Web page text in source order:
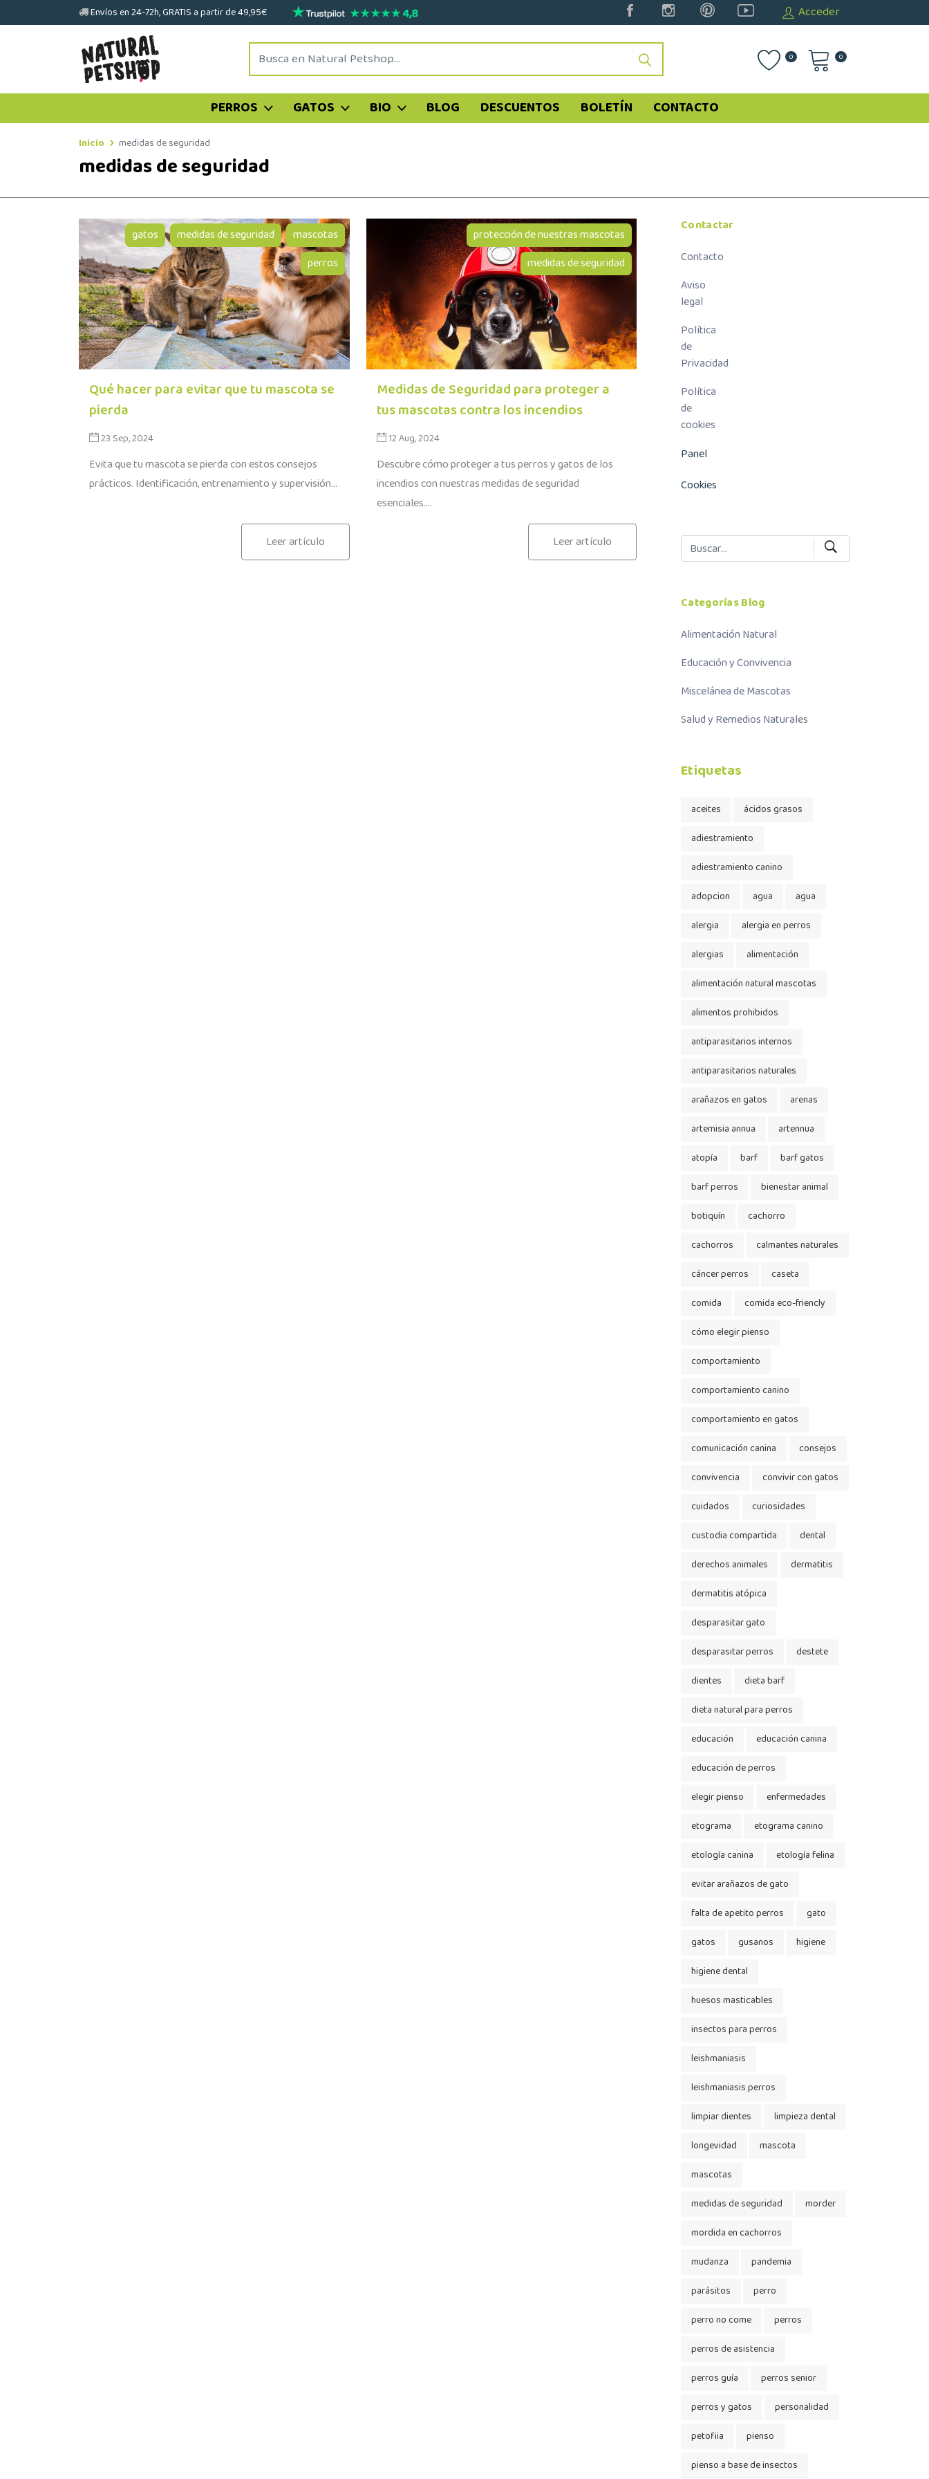
Envíos en 24-72h, GRATIS a partir de 49,95€ Acceder
0 0
PERROS GATOS BIO BLOG DESCUENTOS BOLETÍN CONTACTO
Inicio medidas de seguridad
medidas de seguridad
mascotas
medidas de seguridad
gatos
perros
Qué hacer para evitar que tu mascota se
pierda
23 Sep, 2024
Evita que tu mascota se pierda con estos consejos
prácticos. Identificación, entrenamiento y supervisión...
Leer artículo
protección de nuestras mascotas
medidas de seguridad
Medidas de Seguridad para proteger a
tus mascotas contra los incendios
12 Aug, 2024
Descubre cómo proteger a tus perros y gatos de los
incendios con nuestras medidas de seguridad
esenciales....
Leer artículo
Contactar
Contacto
Aviso
legal
Política
de
Privacidad
Política
de
cookies
Panel
Cookies
Categorías Blog
Alimentación Natural
Educación y Convivencia
Miscelánea de Mascotas
Salud y Remedios Naturales
Etiquetas
aceites
ácidos grasos
adiestramiento
adiestramiento canino
adopcion
agua
agua
alergia
alergia en perros
alergias
alimentación
alimentación natural mascotas
alimentos prohibidos
antiparasitarios internos
antiparasitarios naturales
arañazos en gatos
arenas
artemisia annua
artennua
atopía
barf
barf gatos
barf perros
bienestar animal
botiquín
cachorro
cachorros
calmantes naturales
cáncer perros
caseta
comida
comida eco-friencly
cómo elegir pienso
comportamiento
comportamiento canino
comportamiento en gatos
comunicación canina
consejos
convivencia
convivir con gatos
cuidados
curiosidades
custodia compartida
dental
derechos animales
dermatitis
dermatitis atópica
desparasitar gato
desparasitar perros
destete
dientes
dieta barf
dieta natural para perros
educación
educación canina
educación de perros
elegir pienso
enfermedades
etograma
etograma canino
etología canina
etología felina
evitar arañazos de gato
falta de apetito perros
gato
gatos
gusanos
higiene
higiene dental
huesos masticables
insectos para perros
leishmaniasis
leishmaniasis perros
limpiar dientes
limpieza dental
longevidad
mascota
mascotas
medidas de seguridad
morder
mordida en cachorros
mudanza
pandemia
parásitos
perro
perro no come
perros
perros de asistencia
perros guía
perros senior
perros y gatos
personalidad
petofiia
pienso
pienso a base de insectos